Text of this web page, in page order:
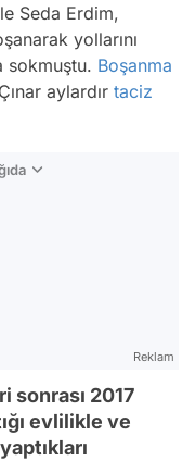
Seda Erdim,
yollarını
sokmuştu. Boşanma
aylardır taciz
Reklam
sonrası 2017
evlilikle ve